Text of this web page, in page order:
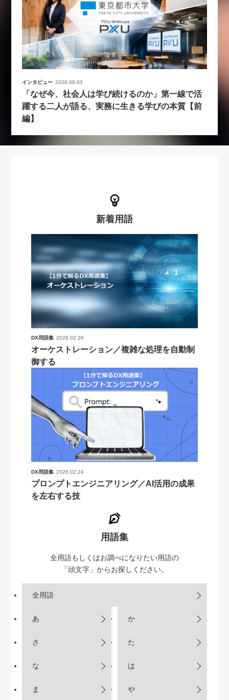
インタビュー 2026.08.03
「なぜ今、社会人は学び続けるのか」第一線で活
躍する二人が語る、実務に生きる学びの本質【前
編】
新着用語
DX用語集 2026.02.26
オーケストレーション／複雑な処理を自動制
御する
DX用語集 2026.02.24
プロンプトエンジニアリング／AI活用の成果
を左右する技
用語集
全用語もしくはお調べになりたい用語の
「頭文字」からお探しください。
全用語
あ か
さ た
な は
ま や